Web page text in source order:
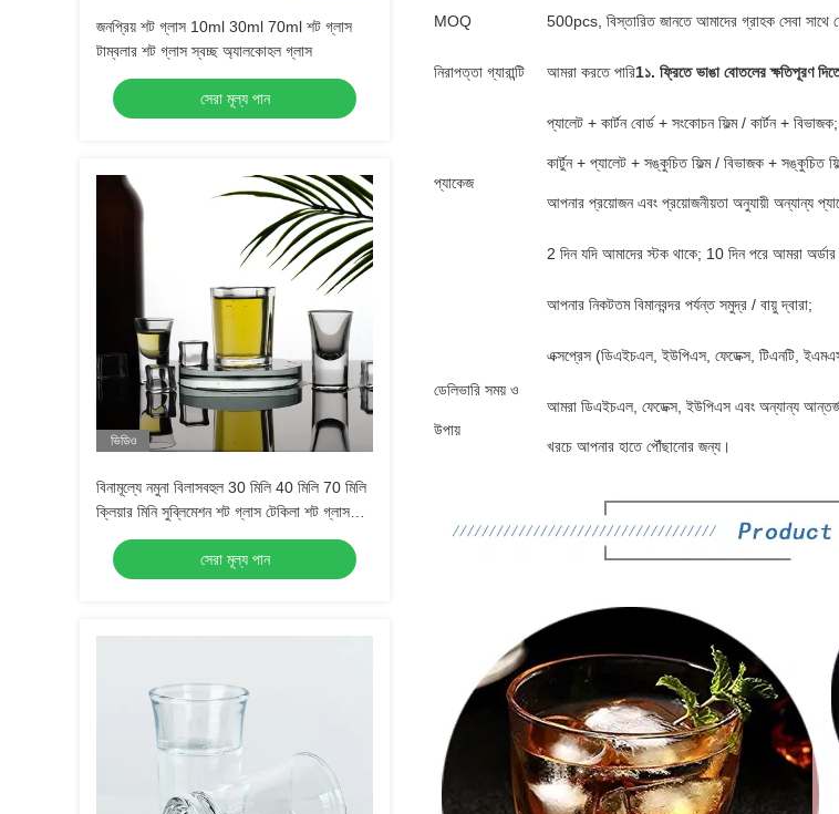
জনপ্রিয় শট গ্লাস 10ml 30ml 70ml শট গ্লাস
টাম্বলার শট গ্লাস স্বচ্ছ অ্যালকোহল গ্লাস
সেরা মূল্য পান
ভিডিও
বিনামূল্যে নমুনা বিলাসবহুল 30 মিলি 40 মিলি 70 মিলি
ক্লিয়ার মিনি সুব্লিমেশন শট গ্লাস টেকিলা শট গ্লাস
এসপ্রেসো শট গ্লাস
সেরা মূল্য পান
MOQ 500pcs, বিস্তারিত জানতে আমাদের গ্রাহক সেবা
নিরাপত্তা গ্যারান্টি আমরা করতে পারি1১. ফ্রিতে ভাঙা বোতলের ক্ষতিপূরণ
প্যাকেজ
প্যালেট + কার্টন বোর্ড + সংকোচন ফিল্ম / কার্টন + বিভাজক;
কার্টুন + প্যালেট + সঙ্কুচিত ফিল্ম / বিভাজক + সঙ্কুচিত
আপনার প্রয়োজন এবং প্রয়োজনীয়তা অনুযায়ী অন্যান্য
ডেলিভারি সময় ও
উপায়
2 দিন যদি আমাদের স্টক থাকে; 10 দিন পরে আমরা অর্ডার
আপনার নিকটতম বিমানবন্দর পর্যন্ত সমুদ্র / বায়ু দ্বারা;
এক্সপ্রেস (ডিএইচএল, ইউপিএস, ফেডেক্স, টিএনটি,
আমরা ডিএইচএল, ফেডেক্স, ইউপিএস এবং অন্যান্য
খরচে আপনার হাতে পৌঁছানোর জন্য।